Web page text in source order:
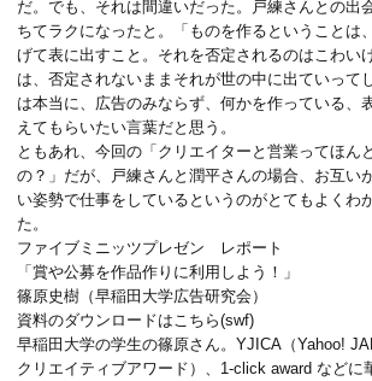
だ。でも、それは間違いだった。戸練さんとの出
ちてラクになったと。
「ものを作るということは
げて表に出すこと。それを否定されるのはこわい
は、否定されないままそれが世の中に出ていって
は本当に、広告のみならず、何かを作っている、
えてもらいたい言葉だと思う。
ともあれ、今回の「クリエイターと営業ってほん
の？」だが、戸練さんと潤平さんの場合、お互い
い姿勢で仕事をしているというのがとてもよくわ
た。
ファイブミニッツプレゼン レポート
「賞や公募を作品作りに利用しよう！」
篠原史樹（早稲田大学広告研究会）
資料のダウンロードはこちら(swf)
早稲田大学の学生の篠原さん。 YJICA（Yahoo!
クリエイティブアワード）
1-click award などに